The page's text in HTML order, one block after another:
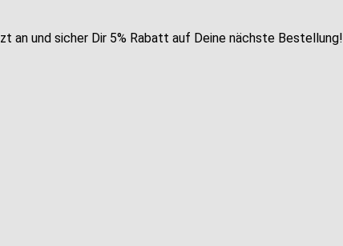
und sicher Dir 5% Rabatt auf Deine nächste Bestellung!